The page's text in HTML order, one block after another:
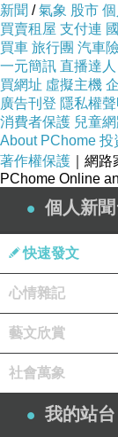
新聞 /氣象 股市
買賣租屋 支付連
買車 旅行團 汽車
一元簡訊 直播達人
買網址 虛擬主機
廣告刊登 隱私權聲
消費者保護 兒童
About PChome 投
著作權保護 ｜網
PChome Online
個人新
快速發文
心情雜記
藝文欣賞
社會萬象
我的站台